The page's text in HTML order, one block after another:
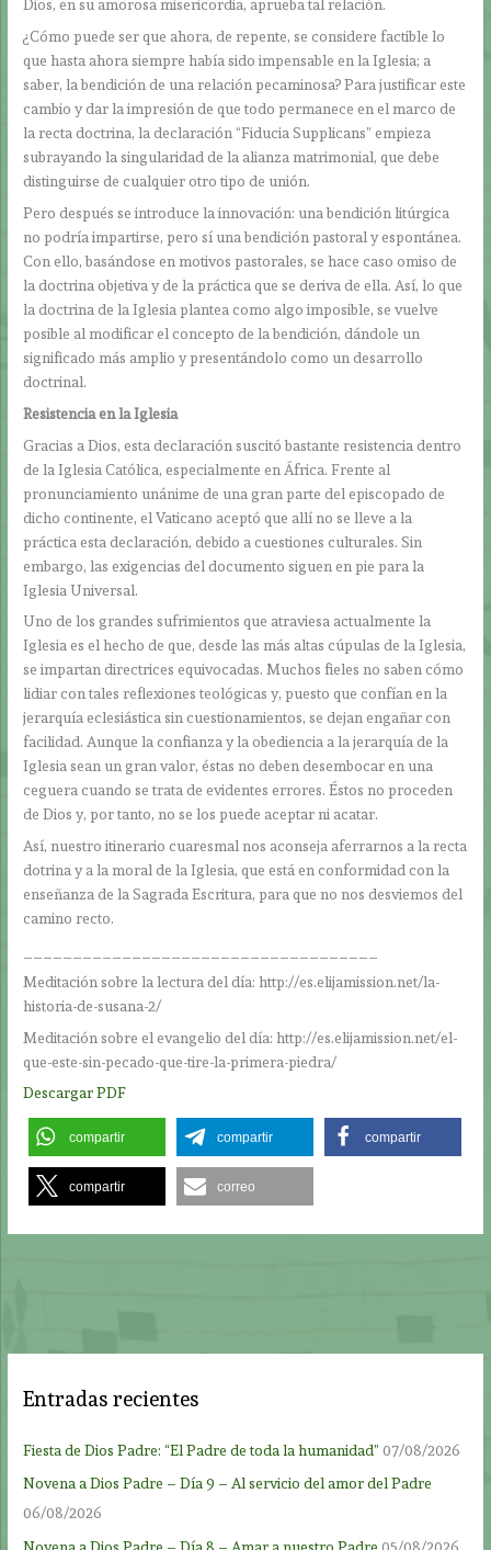
Dios, en su amorosa misericordia, aprueba tal relación.
¿Cómo puede ser que ahora, de repente, se considere factible lo
que hasta ahora siempre había sido impensable en la Iglesia; a
saber, la bendición de una relación pecaminosa? Para justificar este
cambio y dar la impresión de que todo permanece en el marco de
la recta doctrina, la declaración “Fiducia Supplicans” empieza
subrayando la singularidad de la alianza matrimonial, que debe
distinguirse de cualquier otro tipo de unión.
Pero después se introduce la innovación: una bendición litúrgica
no podría impartirse, pero sí una bendición pastoral y espontánea.
Con ello, basándose en motivos pastorales, se hace caso omiso de
la doctrina objetiva y de la práctica que se deriva de ella. Así, lo que
la doctrina de la Iglesia plantea como algo imposible, se vuelve
posible al modificar el concepto de la bendición, dándole un
significado más amplio y presentándolo como un desarrollo
doctrinal.
Resistencia en la Iglesia
Gracias a Dios, esta declaración suscitó bastante resistencia dentro
de la Iglesia Católica, especialmente en África. Frente al
pronunciamiento unánime de una gran parte del episcopado de
dicho continente, el Vaticano aceptó que allí no se lleve a la
práctica esta declaración, debido a cuestiones culturales. Sin
embargo, las exigencias del documento siguen en pie para la
Iglesia Universal.
Uno de los grandes sufrimientos que atraviesa actualmente la
Iglesia es el hecho de que, desde las más altas cúpulas de la Iglesia,
se impartan directrices equivocadas. Muchos fieles no saben cómo
lidiar con tales reflexiones teológicas y, puesto que confían en la
jerarquía eclesiástica sin cuestionamientos, se dejan engañar con
facilidad. Aunque la confianza y la obediencia a la jerarquía de la
Iglesia sean un gran valor, éstas no deben desembocar en una
ceguera cuando se trata de evidentes errores. Éstos no proceden
de Dios y, por tanto, no se los puede aceptar ni acatar.
Así, nuestro itinerario cuaresmal nos aconseja aferrarnos a la recta
dotrina y a la moral de la Iglesia, que está en conformidad con la
enseñanza de la Sagrada Escritura, para que no nos desviemos del
camino recto.
Meditación sobre la lectura del día: http://es.elijamission.net/la-
historia-de-susana-2/
Meditación sobre el evangelio del día: http://es.elijamission.net/el-
que-este-sin-pecado-que-tire-la-primera-piedra/
Descargar PDF
compartir compartir compartir
compartir correo
Entradas recientes
Fiesta de Dios Padre: “El Padre de toda la humanidad” 07/08/2026
Novena a Dios Padre – Día 9 – Al servicio del amor del Padre
06/08/2026
Novena a Dios Padre – Día 8 – Amar a nuestro Padre 05/08/2026